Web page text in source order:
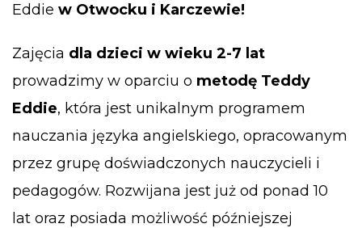
Eddie w Otwocku i Karczewie!
Zajęcia dla dzieci w wieku 2-7 lat
prowadzimy w oparciu o metodę Teddy
Eddie, która jest unikalnym programem
nauczania języka angielskiego, opracowanym
przez grupę doświadczonych nauczycieli i
pedagogów. Rozwijana jest już od ponad 10
lat oraz posiada możliwość późniejszej